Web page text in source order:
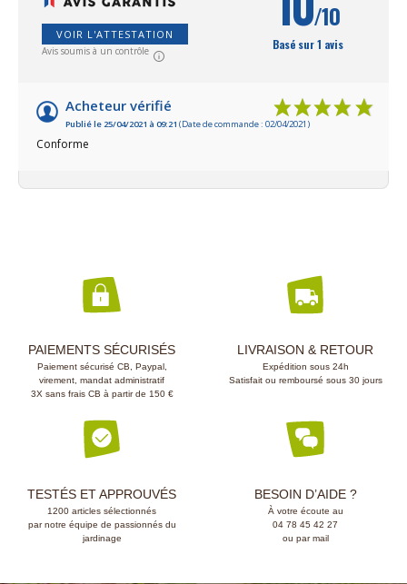
VOIR L'ATTESTATION
Avis soumis à un contrôle
/10
Basé sur 1 avis
Acheteur vérifié
Publié le 25/04/2021 à 09:21 (Date de commande : 02/04/2021)
Conforme
PAIEMENTS SÉCURISÉS
Paiement sécurisé CB, Paypal,
virement, mandat administratif
3X sans frais CB à partir de 150 €
LIVRAISON & RETOUR
Expédition sous 24h
Satisfait ou remboursé sous 30 jours
TESTÉS ET APPROUVÉS
1200 articles sélectionnés
par notre équipe de passionnés du
jardinage
BESOIN D’AIDE ?
À votre écoute au
04 78 45 42 27
ou par mail